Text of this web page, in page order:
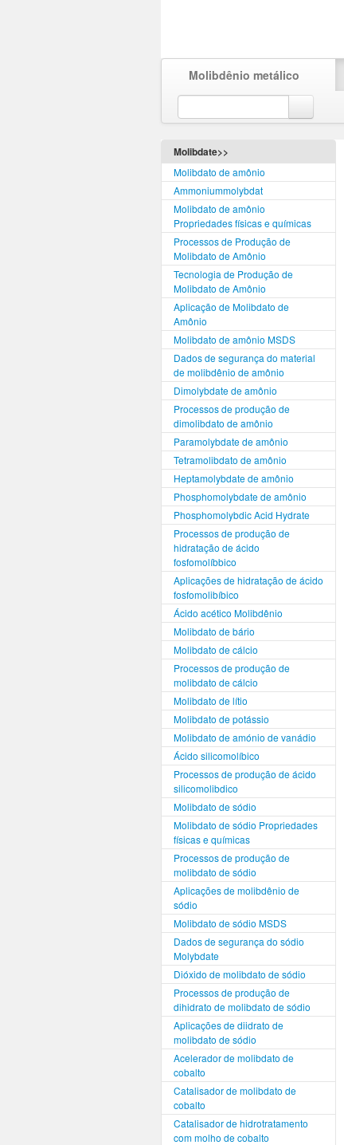
Molibdênio metálico
Molibdate>>
Molibdato de amônio
Ammoniummolybdat
Molibdato de amônio
Propriedades físicas e químicas
Processos de Produção de
Molibdato de Amônio
Tecnologia de Produção de
Molibdato de Amônio
Aplicação de Molibdato de
Amônio
Molibdato de amônio MSDS
Dados de segurança do material
de molibdênio de amônio
Dimolybdate de amônio
Processos de produção de
dimolibdato de amônio
Paramolybdate de amônio
Tetramolibdato de amônio
Heptamolybdate de amônio
Phosphomolybdate de amônio
Phosphomolybdic Acid Hydrate
Processos de produção de
hidratação de ácido
fosfomolíbbico
Aplicações de hidratação de ácido
fosfomolibíbico
Ácido acético Molibdênio
Molibdato de bário
Molibdato de cálcio
Processos de produção de
molibdato de cálcio
Molibdato de lítio
Molibdato de potássio
Molibdato de amónio de vanádio
Ácido silicomolíbico
Processos de produção de ácido
silicomolibdico
Molibdato de sódio
Molibdato de sódio Propriedades
físicas e químicas
Processos de produção de
molibdato de sódio
Aplicações de molibdênio de
sódio
Molibdato de sódio MSDS
Dados de segurança do sódio
Molybdate
Dióxido de molibdato de sódio
Processos de produção de
dihidrato de molibdato de sódio
Aplicações de diidrato de
molibdato de sódio
Acelerador de molibdato de
cobalto
Catalisador de molibdato de
cobalto
Catalisador de hidrotratamento
com molho de cobalto